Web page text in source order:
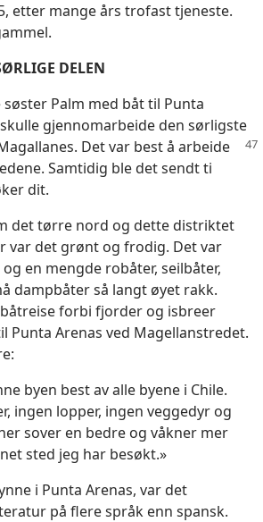
etter mange års trofast tjeneste.
DELEN
Palm med båt til Punta
gjennomarbeide den sørligste
Det var best å arbeide
Samtidig ble det sendt ti
dit.
det tørre nord og dette distriktet
var det grønt og frodig. Det var
en mengde robåter, seilbåter,
dampbåter så langt øyet rakk.
forbi fjorder og isbreer
Punta Arenas ved Magellanstredet.
byen best av alle byene i Chile.
ingen lopper, ingen veggedyr og
sover en bedre og våkner mer
sted jeg har besøkt.»
i Punta Arenas, var det
på flere språk enn spansk.